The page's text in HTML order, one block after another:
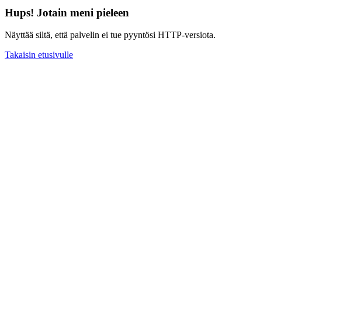
Hups! Jotain meni pieleen
Näyttää siltä, että palvelin ei tue pyyntösi HTTP-versiota.
Takaisin etusivulle